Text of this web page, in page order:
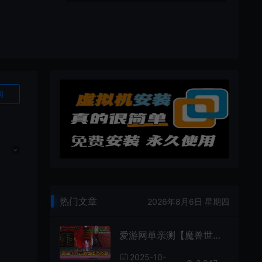
热门文章 2026年8月6日 星期四
爱游网单亲测【魔兽世界】单机版335云顶英雄冒险岛微变渐进版GM物品命令通用视频安装教学+外网文本教学
2025-10-